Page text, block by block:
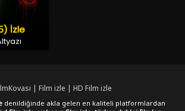
İzle
| Film izle | HD Film izle
denildiğinde akla gelen en kaliteli platformlardan